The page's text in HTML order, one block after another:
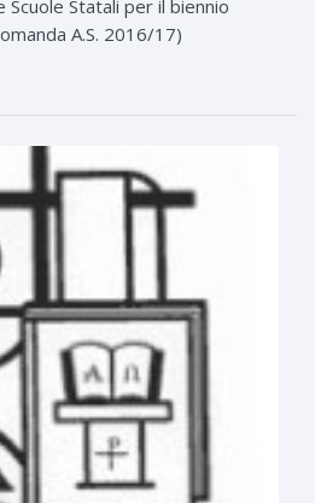
Scuole Statali per il biennio
A.S. 2016/17)